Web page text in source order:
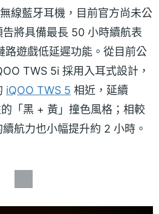
線藍牙耳機，目前官方尚未公
將具備最長 50 小時續航表
遊戲低延遲功能。從目前公
TWS 5i 採用入耳式設計，
iQOO TWS 5 相近，延續
「黑 + 黃」撞色風格；相較
航力也小幅提升約 2 小時。